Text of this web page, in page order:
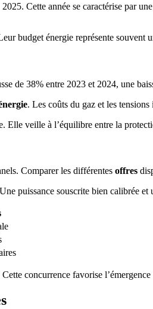
Cette année se caractérise par une
budget énergie représente souvent
de 38% entre 2023 et 2024, une
. Les coûts du gaz et les
Elle veille à l’équilibre entre la
Comparer les différentes offres
puissance souscrite bien calibrée
concurrence favorise l’émergence